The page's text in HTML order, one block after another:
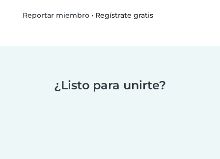
Reportar miembro• Regístrate gratis
¿Listo para unirte?